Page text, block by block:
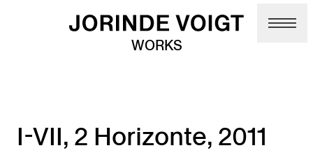
Skip to main content
WORKS
I-VII, 2 Horizonte, 2011